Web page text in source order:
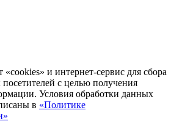
«cookies» и интернет-сервис для сбора
с целью получения
Условия обработки данных
в «Политике